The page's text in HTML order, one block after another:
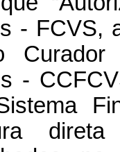
- FCVS,
-